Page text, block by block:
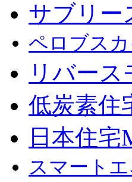
サブリー
ペロブス
リバー
低炭素住
日本住宅
スマート